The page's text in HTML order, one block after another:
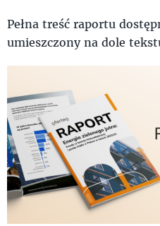
Pełna treść raportu
umieszczony na dole